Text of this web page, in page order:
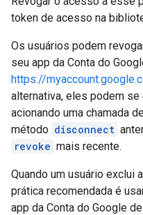
token de acesso na
Os usuários podem
seu app da Conta do
https://
alternativa, eles podem
acionando uma chamada
método disconnect
revoke mais recente.
Quando um usuário exclui
prática recomendada é
app da Conta do Google